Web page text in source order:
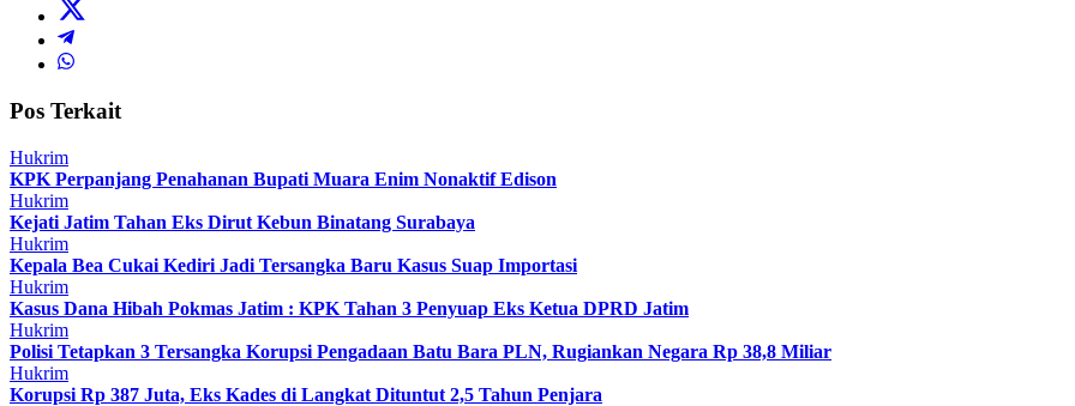
Pos Terkait
Hukrim
KPK Perpanjang Penahanan Bupati Muara Enim Nonaktif Edison
Hukrim
Kejati Jatim Tahan Eks Dirut Kebun Binatang Surabaya
Hukrim
Kepala Bea Cukai Kediri Jadi Tersangka Baru Kasus Suap Importasi
Hukrim
Kasus Dana Hibah Pokmas Jatim : KPK Tahan 3 Penyuap Eks Ketua DPRD Jatim
Hukrim
Polisi Tetapkan 3 Tersangka Korupsi Pengadaan Batu Bara PLN, Rugiankan Negara Rp 38,8 Miliar
Hukrim
Korupsi Rp 387 Juta, Eks Kades di Langkat Dituntut 2,5 Tahun Penjara